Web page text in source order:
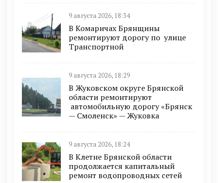
9 августа 2026, 18:34
В Комаричах Брянщины
ремонтируют дорогу по улице
Транспортной
9 августа 2026, 18:29
В Жуковском округе Брянской
области ремонтируют
автомобильную дорогу «Брянск
— Смоленск» — Жуковка
9 августа 2026, 18:24
В Клетне Брянской области
продолжается капитальный
ремонт водопроводных сетей